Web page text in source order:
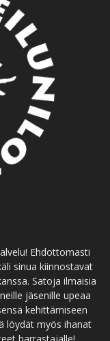
Ehdottomasti
sinua kiinnostavat
Satoja ilmaisia
jäsenille upeaa
kehittämiseen
löydät myös ihanat
harrastajalle!